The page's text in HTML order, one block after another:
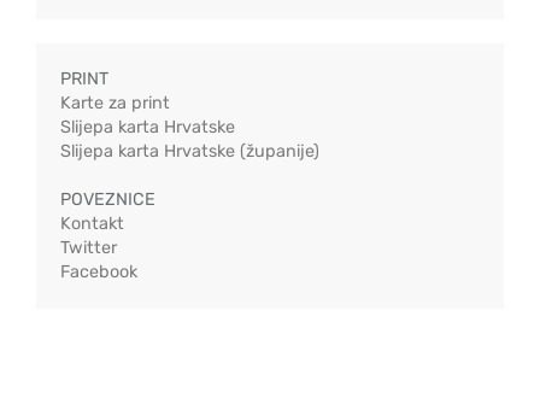
PRINT
Karte za print
Slijepa karta Hrvatske
Slijepa karta Hrvatske (županije)
POVEZNICE
Kontakt
Twitter
Facebook